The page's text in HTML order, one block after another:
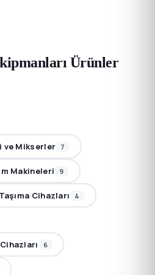
Ürünler
ve Mikserler 7
Makineleri 9
Cihazları 4
6